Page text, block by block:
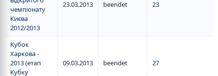
чемпіонату
Києва
2012/2013
23.03.2013 beendet 23
Кубок
Харкова -
2013 (етап
Кубку
09.03.2013 beendet 27